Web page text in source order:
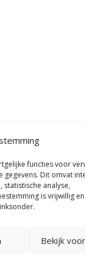
functies voor
Dit omvat
analyse,
is vrijwillig
Bekijk
en
De